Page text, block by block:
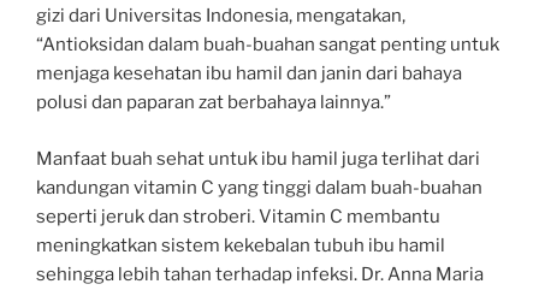
gizi dari Universitas Indonesia, mengatakan,
“Antioksidan dalam buah-buahan sangat penting untuk
menjaga kesehatan ibu hamil dan janin dari bahaya
polusi dan paparan zat berbahaya lainnya.”
Manfaat buah sehat untuk ibu hamil juga terlihat dari
kandungan vitamin C yang tinggi dalam buah-buahan
seperti jeruk dan stroberi. Vitamin C membantu
meningkatkan sistem kekebalan tubuh ibu hamil
sehingga lebih tahan terhadap infeksi. Dr. Anna Maria